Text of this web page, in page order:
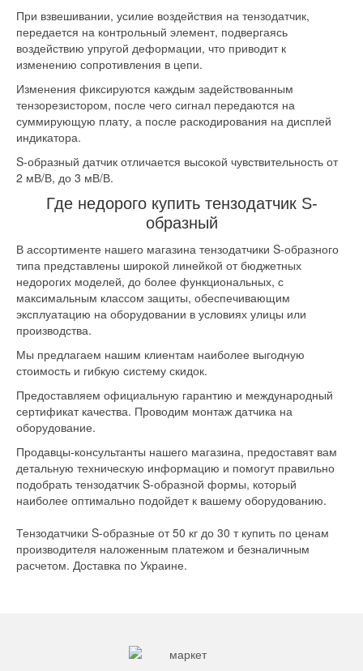
При взвешивании, усилие воздействия на тензодатчик,
передается на контрольный элемент, подвергаясь
воздействию упругой деформации, что приводит к
изменению сопротивления в цепи.
Изменения фиксируются каждым задействованным
тензорезистором, после чего сигнал передаются на
суммирующую плату, а после раскодирования на дисплей
индикатора.
S-образный датчик отличается высокой чувствительность от
2 мВ/В, до 3 мВ/В.
Где недорого купить тензодатчик S-
образный
В ассортименте нашего магазина тензодатчики S-образного
типа представлены широкой линейкой от бюджетных
недорогих моделей, до более функциональных, с
максимальным классом защиты, обеспечивающим
эксплуатацию на оборудовании в условиях улицы или
производства.
Мы предлагаем нашим клиентам наиболее выгодную
стоимость и гибкую систему скидок.
Предоставляем официальную гарантию и международный
сертификат качества. Проводим монтаж датчика на
оборудование.
Продавцы-консультанты нашего магазина, предоставят вам
детальную техническую информацию и помогут правильно
подобрать тензодатчик S-образной формы, который
наиболее оптимально подойдет к вашему оборудованию.
Тензодатчики S-образные от 50 кг до 30 т купить по ценам
производителя наложенным платежом и безналичным
расчетом. Доставка по Украине.